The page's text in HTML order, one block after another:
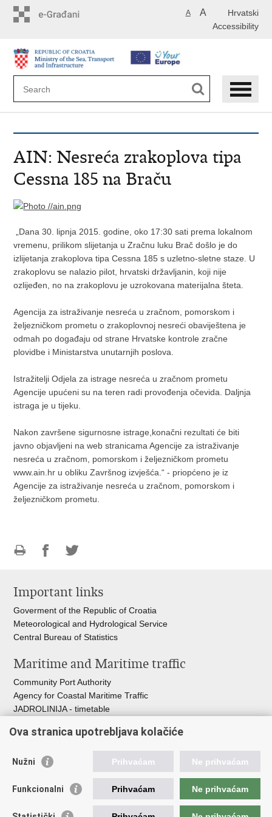
Hrvatski
A A
Accessibility
AIN: Nesreća zrakoplova tipa
Cessna 185 na Braču
„Dana 30. lipnja 2015. godine, oko 17:30 sati prema lokalnom
vremenu, prilikom slijetanja u Zračnu luku Brač došlo je do
izlijetanja zrakoplova tipa Cessna 185 s uzletno-sletne staze. U
zrakoplovu se nalazio pilot, hrvatski državljanin, koji nije
ozlijeđen, no na zrakoplovu je uzrokovana materijalna šteta.
Agencija za istraživanje nesreća u zračnom, pomorskom i
željezničkom prometu o zrakoplovnoj nesreći obaviještena je
odmah po događaju od strane Hrvatske kontrole zračne
plovidbe i Ministarstva unutarnjih poslova.
Istražitelji Odjela za istrage nesreća u zračnom prometu
Agencije upućeni su na teren radi provođenja očevida. Daljnja
istraga je u tijeku.
Nakon završene sigurnosne istrage,konačni rezultati će biti
javno objavljeni na web stranicama Agencije za istraživanje
nesreća u zračnom, pomorskom i željezničkom prometu
www.ain.hr u obliku Završnog izvješća.“ - priopćeno je iz
Agencije za istraživanje nesreća u zračnom, pomorskom i
željezničkom prometu.
page
FacebookTwitteru
Important links
Goverment of the Republic of Croatia
Meteorological and Hydrological Service
Central Bureau of Statistics
Maritime and Maritime traffic
Community Port Authority
Agency for Coastal Maritime Traffic
JADROLINIJA - timetable
Croatian Motorways
Bus station Zagreb
Ova stranica upotrebljava kolačiće
Nužni Prihvaćam Ne prihvaćam
Funkcionalni Prihvaćam Ne prihvaćam